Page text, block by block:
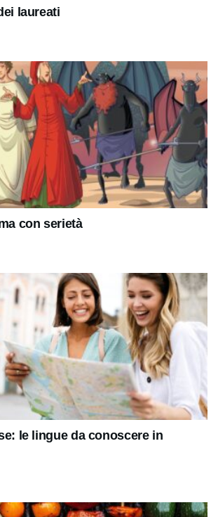
laureati
con serietà
le lingue da conoscere in